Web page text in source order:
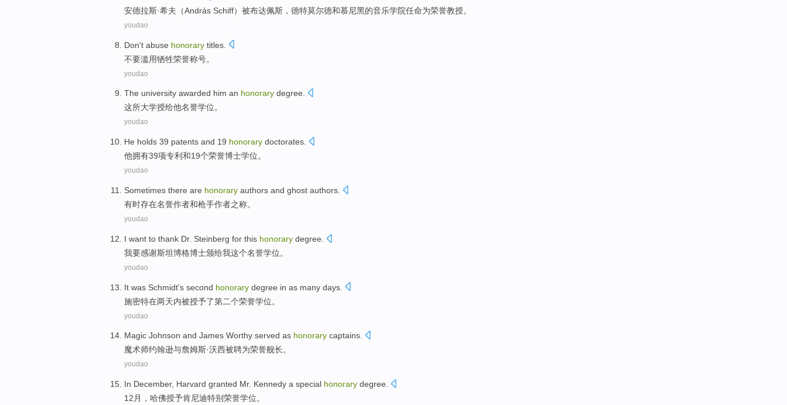
安德拉斯·希夫 （András Schiff） 被布达佩斯 ， 德特莫尔德和慕尼黑的音乐学院任命为荣誉教授。
youdao
Don't abuse honorary titles
不要滥用牺牲荣誉称号。
youdao
The university awarded him an honorary degree.
这所大学授给他名誉学位。
youdao
He holds 39 patents and 19 honorary doctorates
他拥有39项专利 和19个荣誉博士学位。
youdao
Sometimes there are honorary authors and ghost authors.
有时存在名誉作者和枪手作者之称。
youdao
I want to thank Dr. Steinberg for this honorary degree
我要感谢斯坦博格博士颁给我这个名誉学位。
youdao
It was Schmidt's second honorary degree in as many days
施密特在两天内被授予了第二个荣誉学位。
youdao
Magic Johnson and James Worthy served as honorary captains.
魔术师约翰逊与詹姆斯·沃西被聘为荣誉舰长。
youdao
In December, Harvard granted Mr. Kennedy a special honorary degree
12月 ， 哈佛授予肯尼迪特别荣誉学位。